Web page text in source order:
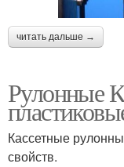
читать дальше →
Рулонные
Кассетные
свойств.